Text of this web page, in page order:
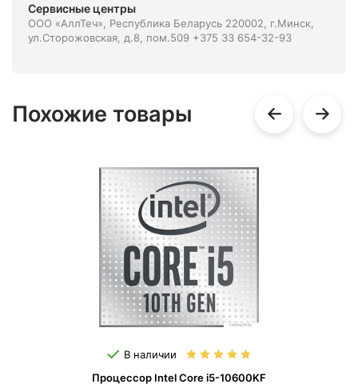
Сервисные центры
ООО «АллТеч», Республика Беларусь 220002, г.Минск,
ул.Сторожовская, д.8, пом.509 +375 33 654-32-93
Похожие товары
В наличии
Процессор Intel Core i5-10600KF